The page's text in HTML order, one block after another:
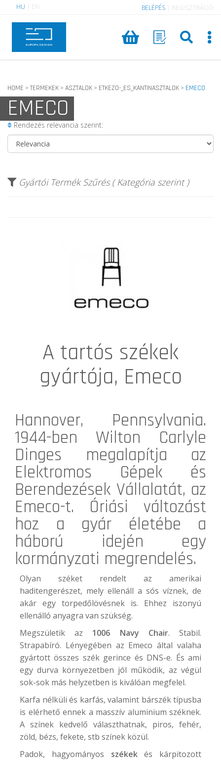
HU EN BELÉPÉS REGISZTRÁCIÓ
HOME > TERMEKEK > ASZTALOK > ETKEZO-_ES_KANTINASZTALOK > EMECO
EMECO
Rendezés relevancia szerint:
Gyártói Termék Szűrés ( Kategória szerint )
A tartós székek
gyártója, Emeco
Hannover, Pennsylvania.
1944-ben Wilton Carlyle
Dinges megalapítja az
Elektromos Gépek és
Berendezések Vállalatát, az
Emeco-t. Óriási változást
hoz a gyár életébe a
háború idején egy
kormányzati megrendelés.
Olyan széket rendelt az amerikai
haditengerészet, mely ellenáll a sós víznek, de
akár egy torpedőlövésnek is. Ehhez iszonyú
ellenálló anyagra van szükség.
Megszületik az 1006 Navy Chair. Stabil.
Strapabíró. Lényegében az Emeco által valaha
gyártott összes szék gerince és DNS-e. És ami
egy durva környezetben jól működik, az végül
sok-sok más helyzetben is kiválóan megfelel.
Karfa nélküli és karfás, valamint bárszék típusba
is elérhető ennek a masszív aluminium széknek.
A színek kedvelő választhatnak, piros, fehér,
zöld, bézs, fekete, stb színek közül.
Padok, hagyományos székekés kárpitozott